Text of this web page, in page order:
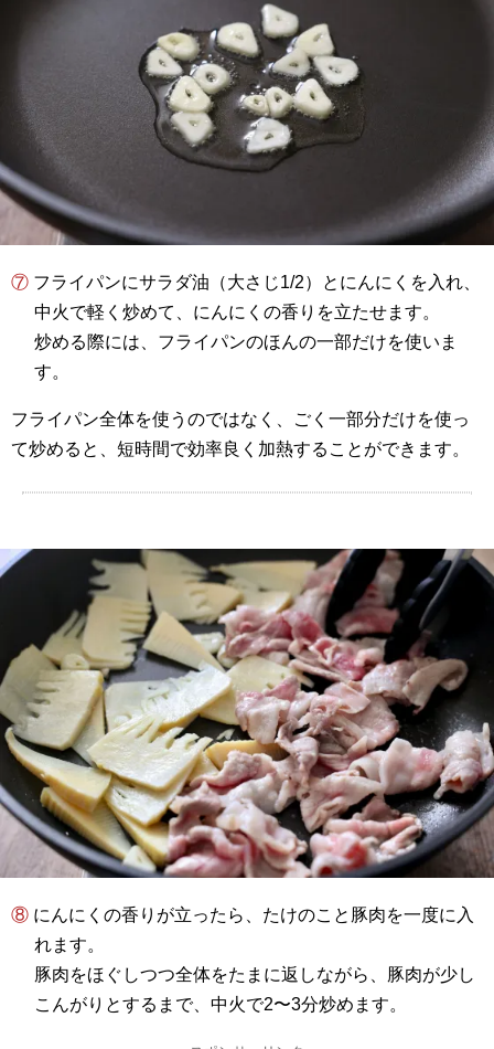
⑦ フライパンにサラダ油（大さじ1/2）とにんにくを入れ、
中火で軽く炒めて、にんにくの香りを立たせます。
炒める際には、フライパンのほんの一部だけを使いま
す。
フライパン全体を使うのではなく、ごく一部分だけを使っ
て炒めると、短時間で効率良く加熱することができます。
⑧ にんにくの香りが立ったら、たけのこと豚肉を一度に入
れます。
豚肉をほぐしつつ全体をたまに返しながら、豚肉が少し
こんがりとするまで、中火で2〜3分炒めます。